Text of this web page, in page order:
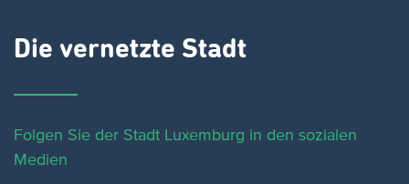
Die vernetzte Stadt
Folgen Sie der Stadt Luxemburg in den sozialen
Medien